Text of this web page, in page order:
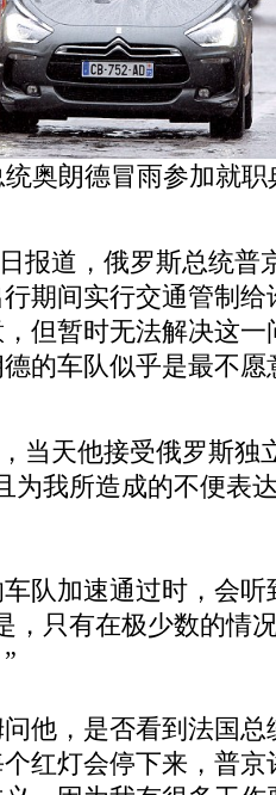
奥朗德冒雨参加就职
报道，俄罗斯总统普
期间实行交通管制
但暂时无法解决这
的车队似乎是最不愿
当天他接受俄罗斯独
为我所造成的不便表
队加速通过时，会
，只有在极少数的情
他，是否看到法国
红灯会停下来，普京